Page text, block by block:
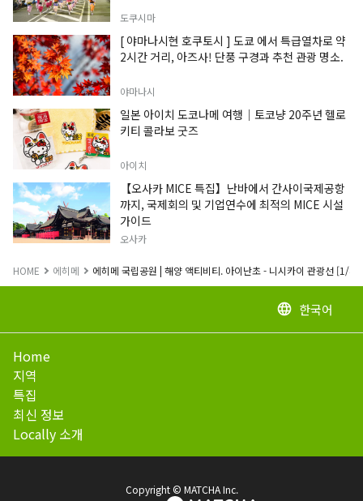
도쿠시마
[ 야마나시현 호쿠토시 ] 도쿄 에서 특급열차로 약
2시간 거리, 아즈사! 단풍 구경과 추천 관광 명소.
야마나시
일본 아이치 도코나메 여행｜토코냥 20주년 헬로
키티 콜라보 굿즈
아이치
【오사카 MICE 특집】난바에서 간사이국제공항
까지, 국제회의 및 기업연수에 최적의 MICE 시설
가이드
오사카
HOME 에히메 에히메 국립공원 | 해양 액티비티. 아이난초 - 니시카이 관광선 [1/4]
language 한국어
Home
지역
특집
최신 정보
Locally 소개
Copyright © MATCHA Inc.